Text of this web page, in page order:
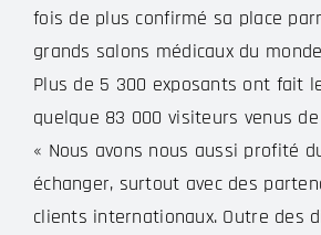
fois de plus confirmé sa place
grands salons médicaux du
Plus de 5 300 exposants ont fait
quelque 83 000 visiteurs venus de
« Nous avons nous aussi profité
échanger, surtout avec des
clients internationaux. Outre des